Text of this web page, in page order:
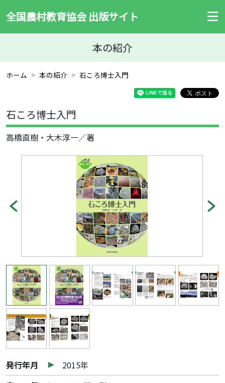
全国農村教育協会 出版サイト
本の紹介
ホーム 本の紹介 石ころ博士入門
石ころ博士入門
高橋直樹・大木淳一／著
発行年月
2015年